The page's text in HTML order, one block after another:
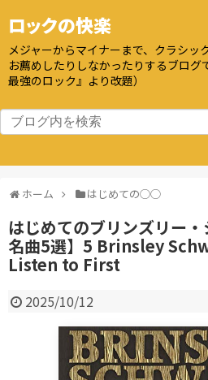
ロックの快楽
メジャーからマイナーまで、クラシッ
お薦めしたりしなかったりするブログ
最強のロック』より改題）
ホーム はじめての◯◯
はじめてのブリンズリー
名曲5選】5 Brinsley
Listen to First
2025/10/12